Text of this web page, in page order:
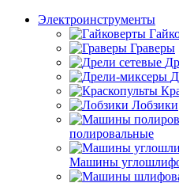
Электроинструменты
Граверы
Лобзики
полировальные
Машины